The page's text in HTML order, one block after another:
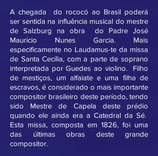
A chegada do rococó ao Brasil poderá
ser sentida na influência musical do mestre
de Salzburg na obra do Padre José
Maurício Nunes Garcia. Mais
especificamente no Laudamus-te da missa
de Santa Cecília, com a parte de soprano
interpretada por Guedes ao violino. Filho
de mestiços, um alfaiate e uma filha de
escravos, é considerado o mais importante
compositor brasileiro deste período, tendo
sido Mestre de Capela deste prédio
quando ele ainda era a Catedral da Sé.
Esta missa, composta em 1826, foi uma
das últimas obras deste grande
compositor.